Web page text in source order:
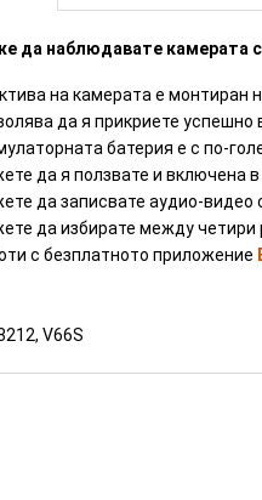
да наблюдавате камерата
на камерата е монтиран
да я прикриете успешно
батерия е с по-
да я ползвате и включена
да записвате аудио-видео
да избирате между четири
с безплатното приложение
V66S